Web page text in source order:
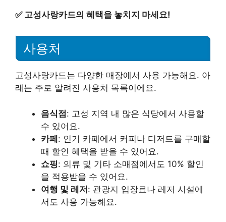
✅ 고성사랑카드의 혜택을 놓치지 마세요!
사용처
고성사랑카드는 다양한 매장에서 사용 가능해요. 아
래는 주로 알려진 사용처 목록이에요.
음식점: 고성 지역 내 많은 식당에서 사용할
수 있어요.
카페: 인기 카페에서 커피나 디저트를 구매할
때 할인 혜택을 받을 수 있어요.
쇼핑: 의류 및 기타 소매점에서도 10% 할인
을 적용받을 수 있어요.
여행 및 레저: 관광지 입장료나 레저 시설에
서도 사용 가능해요.